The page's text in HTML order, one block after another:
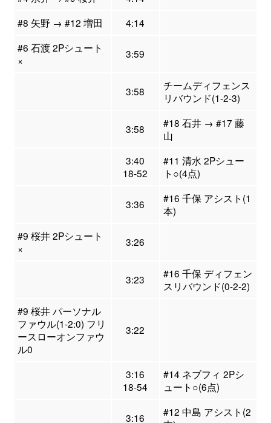
#8 矢野 → #12 増田
4:14
#6 石渡 2Pシュート
×
3:59
3:58
チームディフェンス
リバウンド(1-2-3)
3:58
#18 石井 → #17 藤
山
3:40
18-52
#11 清水 2Pシュー
ト○(4点)
3:36
#16 千保 アシスト(1
本)
#9 桜井 2Pシュート
×
3:26
3:23
#16 千保 ディフェン
スリバウンド(0-2-2)
#9 桜井 パーソナル
ファウル(1-2:0) フリ
ースローオンファウ
ル0
3:22
3:16
18-54
#14 ネブフィ 2Pシ
ュート○(6点)
3:16
#12 中島 アシスト(2